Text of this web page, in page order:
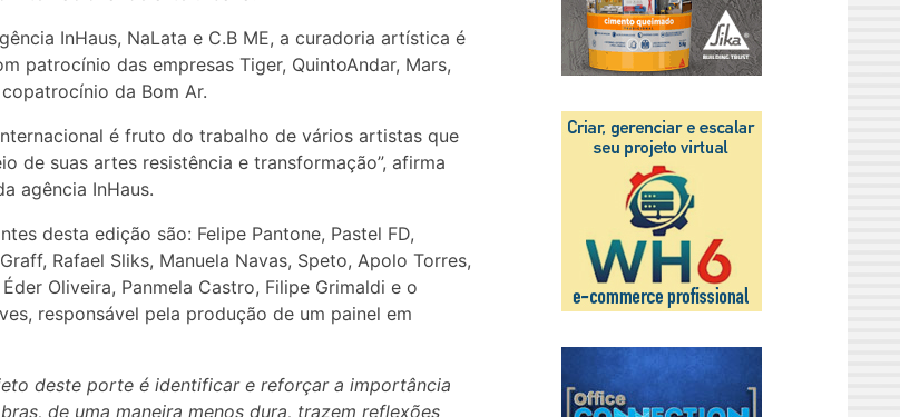
InHaus, NaLata e C.B ME, a curadoria artística é
patrocínio das empresas Tiger, QuintoAndar, Mars,
da Bom Ar.
é fruto do trabalho de vários artistas que
de suas artes resistência e transformação”, afirma
agência InHaus.
desta edição são: Felipe Pantone, Pastel FD,
Rafael Sliks, Manuela Navas, Speto, Apolo Torres,
Oliveira, Panmela Castro, Filipe Grimaldi e o
responsável pela produção de um painel em
deste porte é identificar e reforçar a importância
de uma maneira menos dura, trazem reflexões